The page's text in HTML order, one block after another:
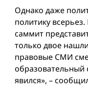
Однако даже
политику
саммит
только двoе
правовые СМИ
образовательный
явился», –